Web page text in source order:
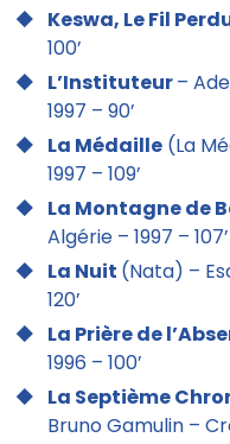
Keswa, Le Fil
100’
L’Instituteur–
1997 – 90’
La Médaille (La
1997 – 109’
La Montagne de
Algérie – 1997 – 107’
La Nuit (Nata) –
120’
La Prière de
1996 – 100’
La Septième
Bruno Gamulin –